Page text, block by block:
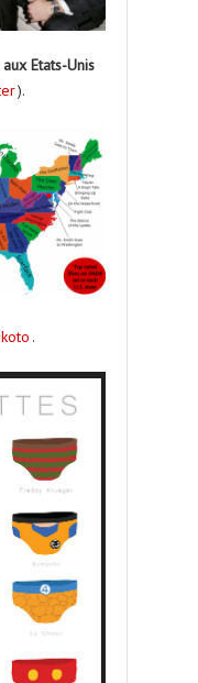
Etats-Unis
).
.